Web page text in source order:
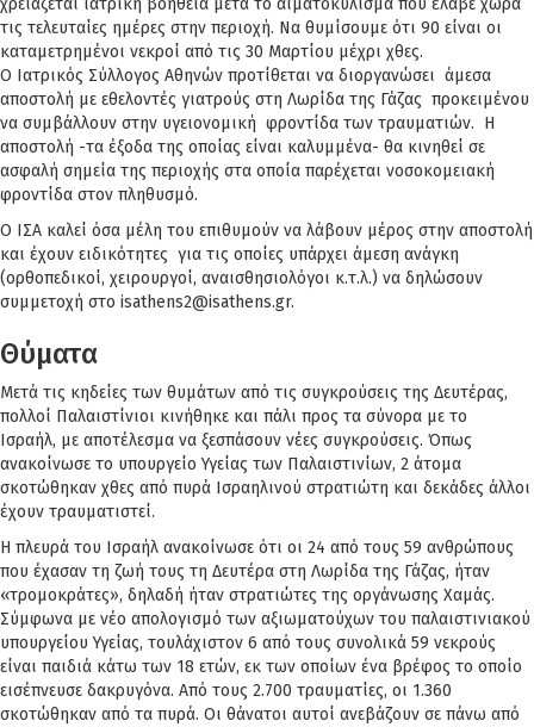
χρειάζεται ιατρική βοήθεια μετά το αιματοκύλισμα που έλαβε χώρα
τις τελευταίες ημέρες στην περιοχή. Να θυμίσουμε ότι 90 είναι οι
καταμετρημένοι νεκροί από τις 30 Μαρτίου μέχρι χθες.
Ο Ιατρικός Σύλλογος Αθηνών προτίθεται να διοργανώσει άμεσα
αποστολή με εθελοντές γιατρούς στη Λωρίδα της Γάζας προκειμένου
να συμβάλλουν στην υγειονομική φροντίδα των τραυματιών. Η
αποστολή -τα έξοδα της οποίας είναι καλυμμένα- θα κινηθεί σε
ασφαλή σημεία της περιοχής στα οποία παρέχεται νοσοκομειακή
φροντίδα στον πληθυσμό.
Ο ΙΣΑ καλεί όσα μέλη του επιθυμούν να λάβουν μέρος στην αποστολή
και έχουν ειδικότητες για τις οποίες υπάρχει άμεση ανάγκη
(ορθοπεδικοί, χειρουργοί, αναισθησιολόγοι κ.τ.λ.) να δηλώσουν
συμμετοχή στο isathens2@isathens.gr.
Θύματα
Μετά τις κηδείες των θυμάτων από τις συγκρούσεις της Δευτέρας,
πολλοί Παλαιστίνιοι κινήθηκε και πάλι προς τα σύνορα με το
Ισραήλ, με αποτέλεσμα να ξεσπάσουν νέες συγκρούσεις. Όπως
ανακοίνωσε το υπουργείο Υγείας των Παλαιστινίων, 2 άτομα
σκοτώθηκαν χθες από πυρά Ισραηλινού στρατιώτη και δεκάδες άλλοι
έχουν τραυματιστεί.
Η πλευρά του Ισραήλ ανακοίνωσε ότι οι 24 από τους 59 ανθρώπους
που έχασαν τη ζωή τους τη Δευτέρα στη Λωρίδα της Γάζας, ήταν
«τρομοκράτες», δηλαδή ήταν στρατιώτες της οργάνωσης Χαμάς.
Σύμφωνα με νέο απολογισμό των αξιωματούχων του παλαιστινιακού
υπουργείου Υγείας, τουλάχιστον 6 από τους συνολικά 59 νεκρούς
είναι παιδιά κάτω των 18 ετών, εκ των οποίων ένα βρέφος το οποίο
εισέπνευσε δακρυγόνα. Από τους 2.700 τραυματίες, οι 1.360
σκοτώθηκαν από τα πυρά. Οι θάνατοι αυτοί ανεβάζουν σε πάνω από